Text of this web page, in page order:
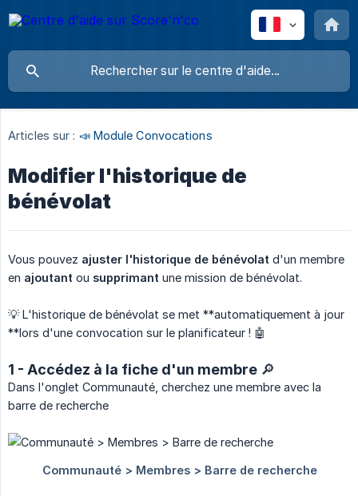
Articles sur : 📣 Module Convocations
Modifier l'historique de
bénévolat
Vous pouvez ajuster l'historique de bénévolat d'un membre
en ajoutant ou supprimant une mission de bénévolat.
💡 L'historique de bénévolat se met **automatiquement à jour
**lors d'une convocation sur le planificateur ! 🤖
1 - Accédez à la fiche d'un membre 🔎
Dans l'onglet Communauté, cherchez une membre avec la
barre de recherche